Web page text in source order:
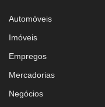
Automóveis
Imóveis
Empregos
Mercadorias
Negócios